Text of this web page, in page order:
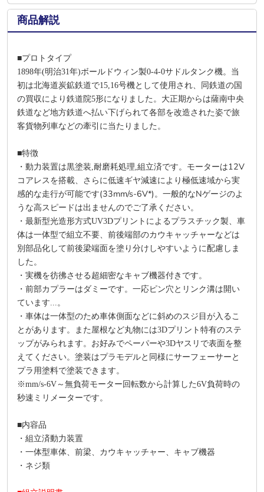
商品解説
■プロトタイプ
1898年(明治31年)ボールドウィン製0-4-0サドルタンク機。当
初は北海道炭鉱鉄道で15,16号機として使用され、同鉄道の国
の買収により鉄道院5形になりました。大正期からは薩南中央
鉄道など地方鉄道へ払い下げられて各部を改造された姿で旅
客貨物列車などの牽引に当たりました。
■特徴
・動力装置は黒塗装,耐磨耗処理,組立済です。モーターは12V
コアレスを搭載、さらに低速ギヤ減速により極低速域から実
感的な走行が可能です(33mm/s-6V*)。一般的なNゲージのよ
うな高スピードは出ませんのでご了承ください。
・最新型光造形方式UV3Dプリントによるプラスチック製、車
体は一体型で組立不要、前後端部のカウキャッチャーなどは
別部品化して前後梁端面を塗り分けしやすいように配慮しま
した。
・実機を彷彿させる超細密なキャブ機器付きです。
・前部カプラーはダミーです。一応ピン穴とリンク溝は開い
ています...。
・車体は一体型のため車体側面などに斜めのスジ目が入るこ
とがあります。また屋根など丸物には3Dプリント特有のステ
ップがみられます。お好みでペーパーや3Dヤスリで表面を整
えてください。 塗装はプラモデルと同様にサーフェーサーと
プラ用塗料で塗装できます。
※mm/s-6V～無負荷モーター回転数から計算した6V負荷時の
秒速ミリメーターです。
■内容品
・組立済動力装置
・一体型車体、前梁、カウキャッチャー、キャブ機器
・ネジ類